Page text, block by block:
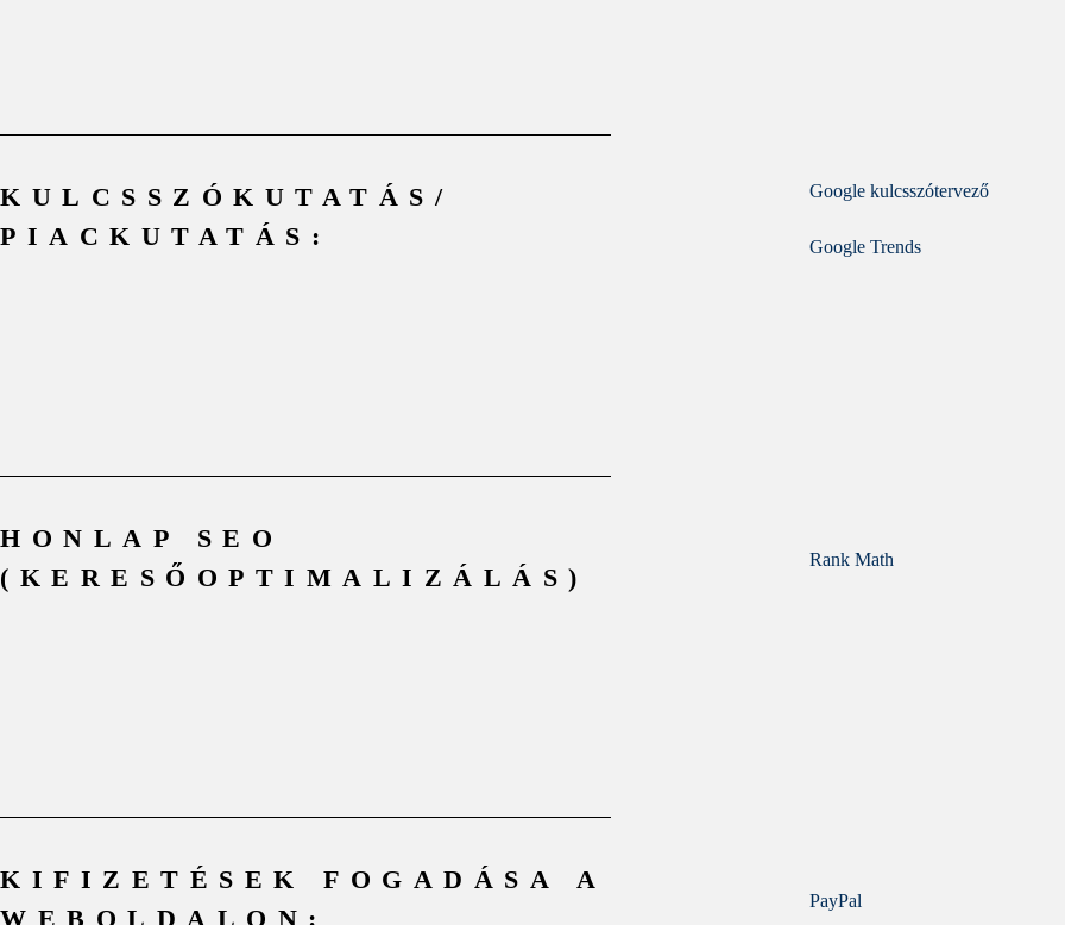
KULCSSZÓKUTATÁS/
PIACKUTATÁS:
Google kulcsszótervező
Google Trends
HONLAP SEO
(KERESŐOPTIMALIZÁLÁS)
Rank Math
KIFIZETÉSEK FOGADÁSA A
WEBOLDALON:
PayPal